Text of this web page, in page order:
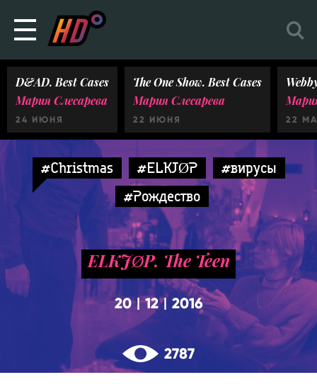
D&AD. Best Cases
Мария Слесарева
24 ИЮНЯ
The One Show. Best Cases
Мария Слесарева
22 ИЮНЯ 22
#Christmas #ELKJØP
#вирусы
#Рождество
ELKJØP. The Teen
20|12| 2016
2787